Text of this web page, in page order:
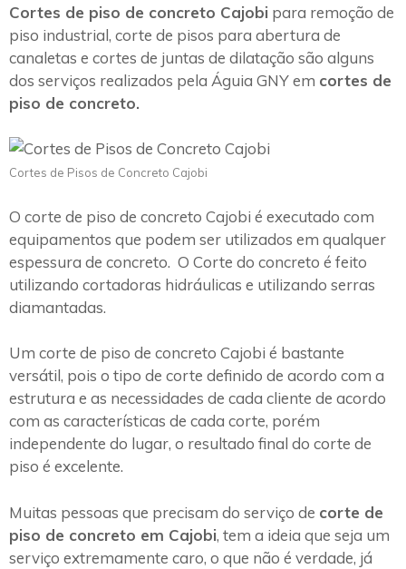
Cortes de piso de concreto Cajobi para remoção de
piso industrial, corte de pisos para abertura de
canaletas e cortes de juntas de dilatação são alguns
dos serviços realizados pela Águia GNY em cortes de
piso de concreto.
Cortes de Pisos de Concreto Cajobi
O corte de piso de concreto Cajobi é executado com
equipamentos que podem ser utilizados em qualquer
espessura de concreto. O Corte do concreto é feito
utilizando cortadoras hidráulicas e utilizando serras
diamantadas.
Um corte de piso de concreto Cajobi é bastante
versátil, pois o tipo de corte definido de acordo com a
estrutura e as necessidades de cada cliente de acordo
com as características de cada corte, porém
independente do lugar, o resultado final do corte de
piso é excelente.
Muitas pessoas que precisam do serviço de corte de
piso de concreto em Cajobi, tem a ideia que seja um
serviço extremamente caro, o que não é verdade, já